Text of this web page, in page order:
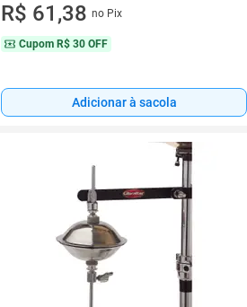
R$ 61,38 no Pix
Cupom R$ 30 OFF
Adicionar à sacola